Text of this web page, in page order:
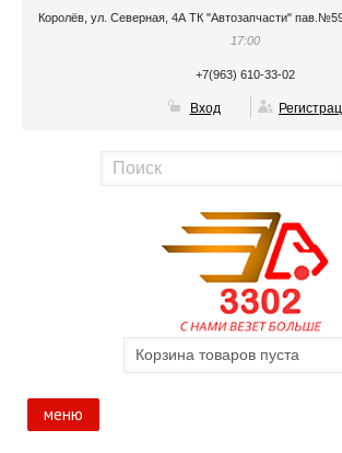
Королёв, ул. Северная, 4А ТК "Автозапчасти"
17:00
+7(963) 610-33-02
Вход
Корзина товаров пуста
меню